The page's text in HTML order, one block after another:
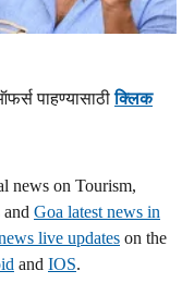
पाहण्यासाठीक्लिक
news on Tourism,
Goa latest news in
live updates on the
and IOS.